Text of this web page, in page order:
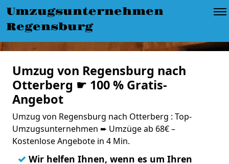
Umzugsunternehmen
Regensburg
Umzug von Regensburg nach
Otterberg ☛ 100 % Gratis-
Angebot
Umzug von Regensburg nach Otterberg : Top-
Umzugsunternehmen ➨ Umzüge ab 68€ –
Kostenlose Angebote in 4 Min.
✓ Wir helfen Ihnen, wenn es um Ihren